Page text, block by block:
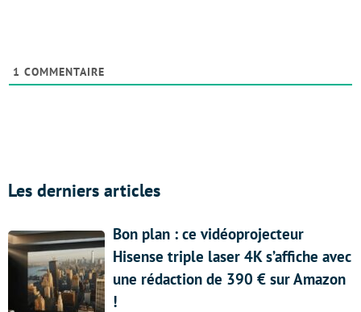
1 COMMENTAIRE
Les derniers articles
Bon plan : ce vidéoprojecteur
Hisense triple laser 4K s’affiche avec
une rédaction de 390 € sur Amazon
!